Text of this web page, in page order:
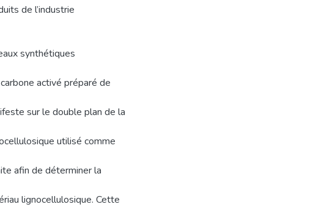
de l’industrie
synthétiques
activé préparé de
sur le double plan de la
utilisé comme
afin de déterminer la
lignocellulosique. Cette